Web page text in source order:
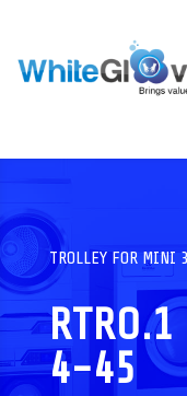
TROLLEY FOR
4-45